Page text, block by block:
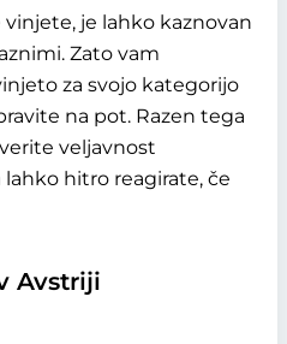
je lahko kaznovan
Zato vam
za svojo kategorijo
na pot. Razen tega
veljavnost
hitro reagirate, če
Avstriji